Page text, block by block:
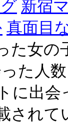
新宿
真面目
た女の
た人
に出
されて